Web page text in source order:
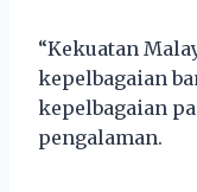
“Kekuatan
kepelbagaian
kepelbagaian
pengalaman.